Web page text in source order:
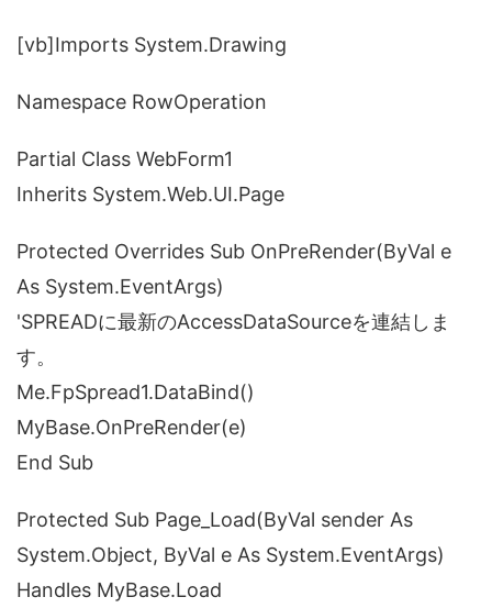
[vb]Imports System.Drawing
Namespace RowOperation
Partial Class WebForm1
Inherits System.Web.UI.Page
Protected Overrides Sub OnPreRender(ByVal e
As System.EventArgs)
'SPREADに最新のAccessDataSourceを連結しま
す。
Me.FpSpread1.DataBind()
MyBase.OnPreRender(e)
End Sub
Protected Sub Page_Load(ByVal sender As
System.Object, ByVal e As System.EventArgs)
Handles MyBase.Load